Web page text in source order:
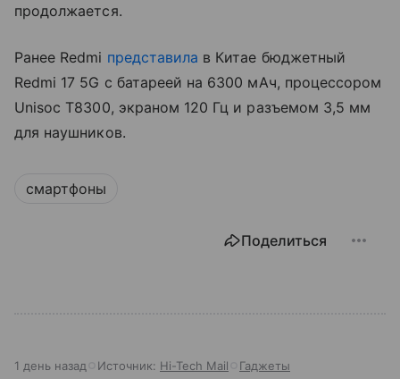
продолжается.
Ранее Redmi представила в Китае бюджетный
Redmi 17 5G с батареей на 6300 мАч, процессором
Unisoc T8300, экраном 120 Гц и разъемом 3,5 мм
для наушников.
смартфоны
Поделиться
1 день назад Источник: Hi-Tech Mail Гаджеты